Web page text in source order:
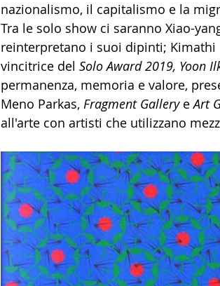
nazionalismo, il capitalismo e la
Tra le solo show ci saranno Xiao-
reinterpretano i suoi dipinti; Kimathi
vincitrice del Solo Award 2019, Yoon
permanenza, memoria e valore,
Meno Parkas, Fragment Gallery e Art
all'arte con artisti che utilizzano